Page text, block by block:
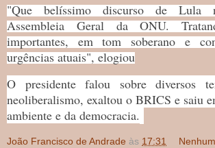
"Que belíssimo discurso de Lula
Assembleia Geral da ONU.
importantes, em tom soberano e
urgências atuais", elogiou
O presidente falou sobre diversos
neoliberalismo, exaltou o BRICS e saiu
ambiente e da democracia.
João Francisco de Andrade às 17:31